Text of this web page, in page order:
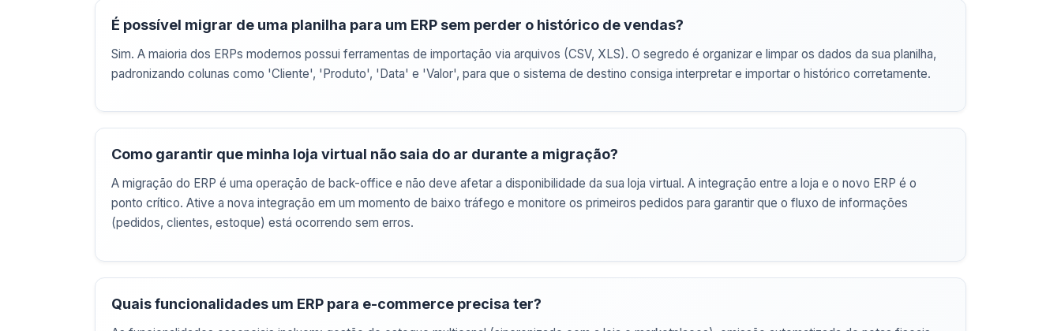
É possível migrar de uma planilha para um ERP sem perder o histórico de vendas?
Sim. A maioria dos ERPs modernos possui ferramentas de importação via arquivos (CSV, XLS). O segredo é organizar e limpar os dados da sua planilha,
padronizando colunas como 'Cliente', 'Produto', 'Data' e 'Valor', para que o sistema de destino consiga interpretar e importar o histórico corretamente.
Como garantir que minha loja virtual não saia do ar durante a migração?
A migração do ERP é uma operação de back-office e não deve afetar a disponibilidade da sua loja virtual. A integração entre a loja e o novo ERP é o
ponto crítico. Ative a nova integração em um momento de baixo tráfego e monitore os primeiros pedidos para garantir que o fluxo de informações
(pedidos, clientes, estoque) está ocorrendo sem erros.
Quais funcionalidades um ERP para e-commerce precisa ter?